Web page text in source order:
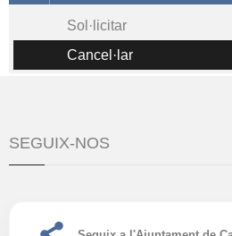
Sol·licitar
Cancel·lar
SEGUIX-NOS